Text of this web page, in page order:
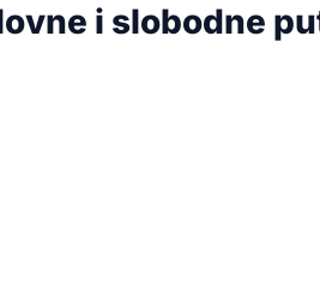
i slobodne